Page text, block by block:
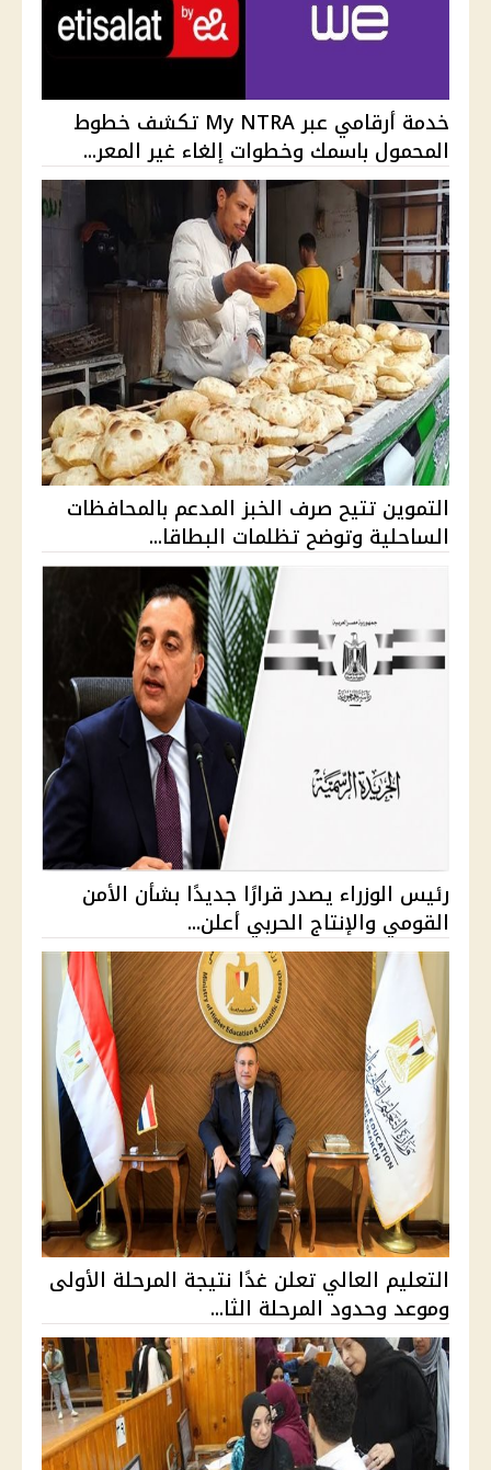
خدمة أرقامي عبر My NTRA تكشف خطوط
المحمول باسمك وخطوات إلغاء غير المعر...
التموين تتيح صرف الخبز المدعم بالمحافظات
الساحلية وتوضح تظلمات البطاقا...
رئيس الوزراء يصدر قرارًا جديدًا بشأن الأمن
القومي والإنتاج الحربي أعلن...
التعليم العالي تعلن غدًا نتيجة المرحلة الأولى
وموعد وحدود المرحلة الثا...